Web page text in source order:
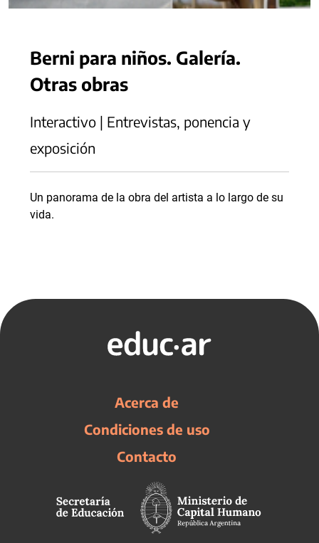
Berni para niños. Galería.
Otras obras
Interactivo | Entrevistas, ponencia y
exposición
Un panorama de la obra del artista a lo largo de su
vida.
Acerca de
Condiciones de uso
Contacto